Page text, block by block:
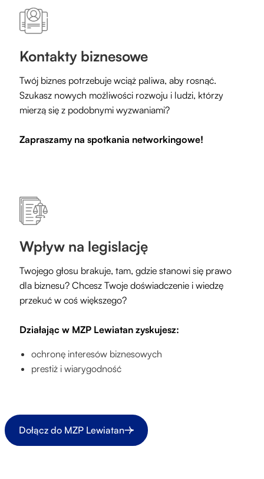
Kontakty biznesowe
Twój biznes potrzebuje wciąż paliwa, aby rosnąć.
Szukasz nowych możliwości rozwoju i ludzi, którzy
mierzą się z podobnymi wyzwaniami?
Zapraszamy na spotkania networkingowe!
Wpływ na legislację
Twojego głosu brakuje, tam, gdzie stanowi się prawo
dla biznesu? Chcesz Twoje doświadczenie i wiedzę
przekuć w coś większego?
Działając w MZP Lewiatan zyskujesz:
ochronę interesów biznesowych
prestiż i wiarygodność
Dołącz do MZP Lewiatan